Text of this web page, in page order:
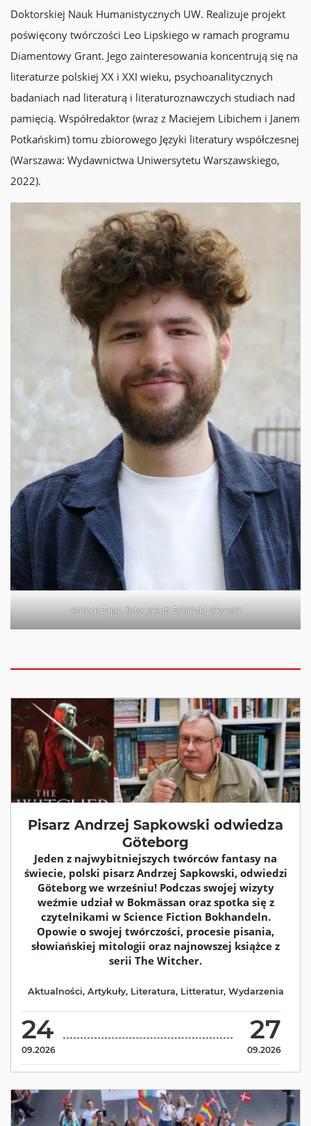
Doktorskiej Nauk Humanistycznych UW. Realizuje projekt
poświęcony twórczości Leo Lipskiego w ramach programu
Diamentowy Grant. Jego zainteresowania koncentrują się na
literaturze polskiej XX i XXI wieku, psychoanalitycznych
badaniach nad literaturą i literaturoznawczych studiach nad
pamięcią. Współredaktor (wraz z Maciejem Libichem i Janem
Potkańskim) tomu zbiorowego Języki literatury współczesnej
(Warszawa: Wydawnictwa Uniwersytetu Warszawskiego,
2022).
Antoni Zając, foto: Jakub Żabiński-Sikorski
Pisarz Andrzej Sapkowski odwiedza
Göteborg
Jeden z najwybitniejszych twórców fantasy na
świecie, polski pisarz Andrzej Sapkowski, odwiedzi
Göteborg we wrześniu! Podczas swojej wizyty
weźmie udział w Bokmässan oraz spotka się z
czytelnikami w Science Fiction Bokhandeln.
Opowie o swojej twórczości, procesie pisania,
słowiańskiej mitologii oraz najnowszej książce z
serii The Witcher.
24
09.2026
27
09.2026
Aktualności, Artykuły, Literatura, Litteratur, Wydarzenia